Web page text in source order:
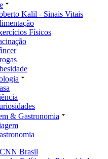
Kalil - Sinais Vitais
Físicos
& Gastronomia
Brasil